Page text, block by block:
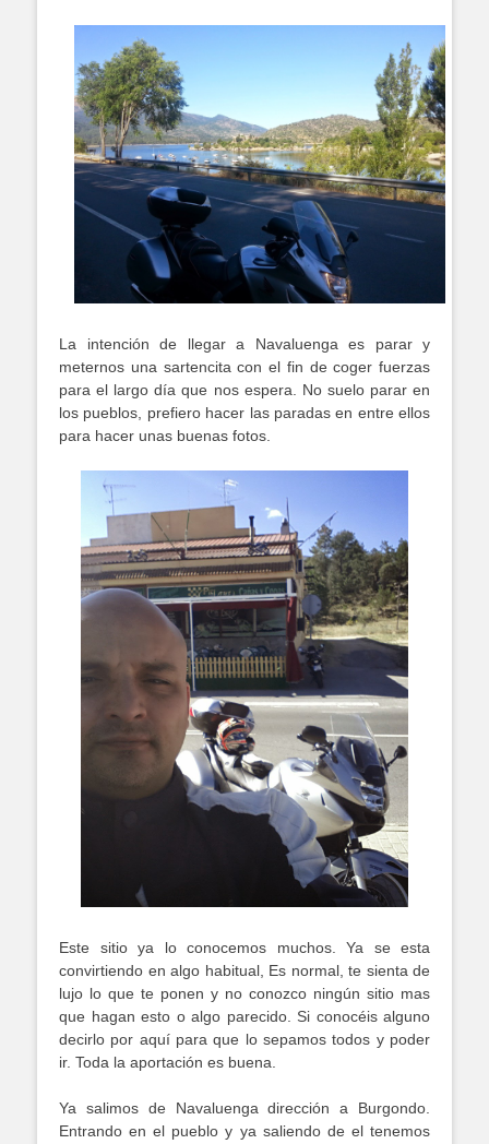
La intención de llegar a Navaluenga es parar y
meternos una sartencita con el fin de coger fuerzas
para el largo día que nos espera. No suelo parar en
los pueblos, prefiero hacer las paradas en entre ellos
para hacer unas buenas fotos.
Este sitio ya lo conocemos muchos. Ya se esta
convirtiendo en algo habitual, Es normal, te sienta de
lujo lo que te ponen y no conozco ningún sitio mas
que hagan esto o algo parecido. Si conocéis alguno
decirlo por aquí para que lo sepamos todos y poder
ir. Toda la aportación es buena.
Ya salimos de Navaluenga dirección a Burgondo.
Entrando en el pueblo y ya saliendo de el tenemos